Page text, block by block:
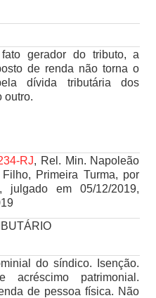
gerador do tributo, a
de renda não torna o
dívida tributária dos
outro.
RJ, Rel. Min. Napoleão
Primeira Turma, por
julgado em 05/12/2019,
do síndico. Isenção.
acréscimo patrimonial.
de pessoa física. Não